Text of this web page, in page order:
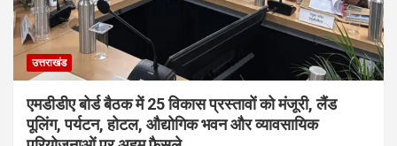
उत्तराखंड
एमडीडीए बोर्ड बैठक में 25 विकास प्रस्तावों को मंजूरी, लैंड
पूलिंग, पर्यटन, होटल, औद्योगिक भवन और व्यावसायिक